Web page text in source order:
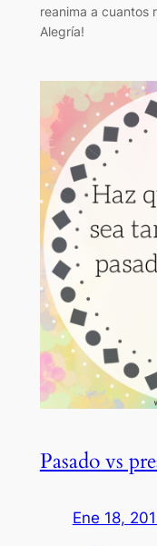
reanima a cuantos
Alegría!
Pasado vs
Ene 18,